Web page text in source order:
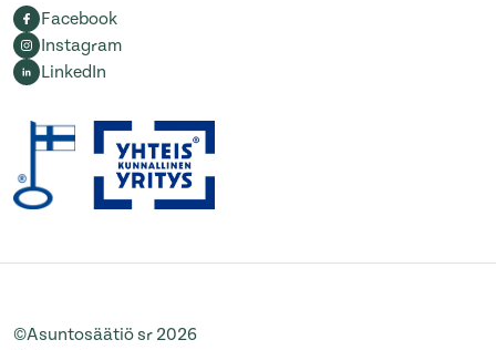
Facebook
Instagram
LinkedIn
©Asuntosäätiö sr 2026